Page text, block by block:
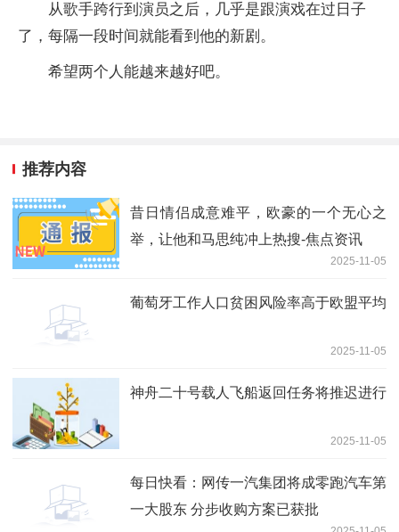
从歌手跨行到演员之后，几乎是跟演戏在过日子
了，每隔一段时间就能看到他的新剧。
希望两个人能越来越好吧。
推荐内容
昔日情侣成意难平，欧豪的一个无心之
举，让他和马思纯冲上热搜-焦点资讯
2025-11-05
葡萄牙工作人口贫困风险率高于欧盟平均
2025-11-05
神舟二十号载人飞船返回任务将推迟进行
2025-11-05
每日快看：网传一汽集团将成零跑汽车第
一大股东 分步收购方案已获批